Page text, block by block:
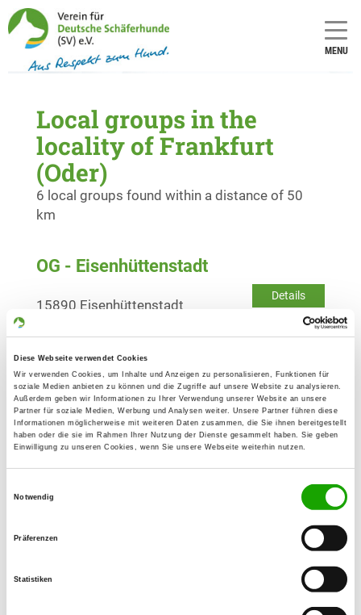
Diese Webseite verwendet Cookies
Wir verwenden Cookies, um Inhalte und Anzeigen zu personalisieren, Funktionen für
soziale Medien anbieten zu können und die Zugriffe auf unsere Website zu analysieren.
Außerdem geben wir Informationen zu Ihrer Verwendung unserer Website an unsere
Partner für soziale Medien, Werbung und Analysen weiter. Unsere Partner führen diese
Informationen möglicherweise mit weiteren Daten zusammen, die Sie ihnen bereitgestellt
haben oder die sie im Rahmen Ihrer Nutzung der Dienste gesammelt haben. Sie geben
Einwilligung zu unseren Cookies, wenn Sie unsere Webseite weiterhin nutzen.
Notwendig
Präferenzen
Statistiken
MENU
Local groups in the
locality of Frankfurt
(Oder)
6 local groups found within a distance of 50
km
OG - Eisenhüttenstadt
Details
15890 Eisenhüttenstadt
OG - Beeskow
Details
Ögelner Bahnhof, Am Waldrand 7
15848 Beeskow
OG - Guben
Luxchenweg
OG - Spreenhagen
Details
15528 Spreenhagen